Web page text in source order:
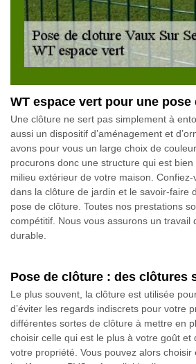
WT espace vert pour une pose
Une clôture ne sert pas simplement à
aussi un dispositif d’aménagement et
avons pour vous un large choix de
procurons donc une structure qui est
milieu extérieur de votre maison.
dans la clôture de jardin et le savoir-faire
pose de clôture. Toutes nos prestations
compétitif. Nous vous assurons un travail
durable.
Pose de clôture : des clôtures
Le plus souvent, la clôture est utilisée
d’éviter les regards indiscrets pour votre
différentes sortes de clôture à mettre en
choisir celle qui est le plus à votre goût et
votre propriété. Vous pouvez alors choisir